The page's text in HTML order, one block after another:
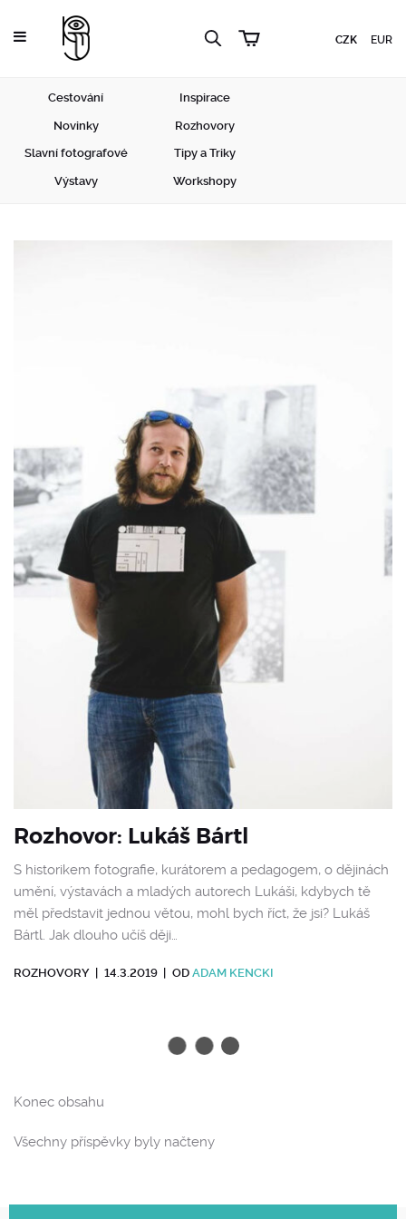
CZK EUR
Cestování Inspirace
Novinky Rozhovory
Slavní fotografové Tipy a Triky
Výstavy Workshopy
Rozhovor: Lukáš Bártl
S historikem fotografie, kurátorem a pedagogem, o dějinách
umění, výstavách a mladých autorech Lukáši, kdybych tě
měl představit jednou větou, mohl bych říct, že jsi? Lukáš
Bártl. Jak dlouho učíš ději…
ROZHOVORY 14.3.2019 OD ADAM KENCKI
Konec obsahu
Všechny příspěvky byly načteny